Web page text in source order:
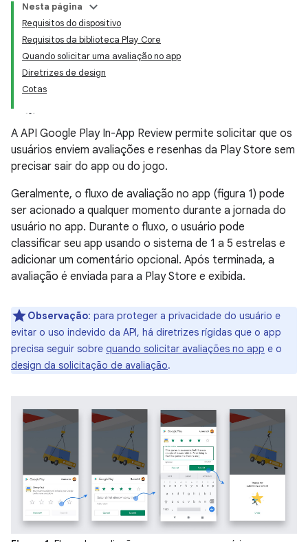
Nesta página
Requisitos do dispositivo
Requisitos da biblioteca Play Core
Quando solicitar uma avaliação no app
Diretrizes de design
Cotas
A API Google Play In-App Review permite solicitar que os
usuários enviem avaliações e resenhas da Play Store sem
precisar sair do app ou do jogo.
Geralmente, o fluxo de avaliação no app (figura 1) pode
ser acionado a qualquer momento durante a jornada do
usuário no app. Durante o fluxo, o usuário pode
classificar seu app usando o sistema de 1 a 5 estrelas e
adicionar um comentário opcional. Após terminada, a
avaliação é enviada para a Play Store e exibida.
Observação: para proteger a privacidade do usuário e
evitar o uso indevido da API, há diretrizes rígidas que o app
precisa seguir sobre quando solicitar avaliações no app e o
design da solicitação de avaliação.